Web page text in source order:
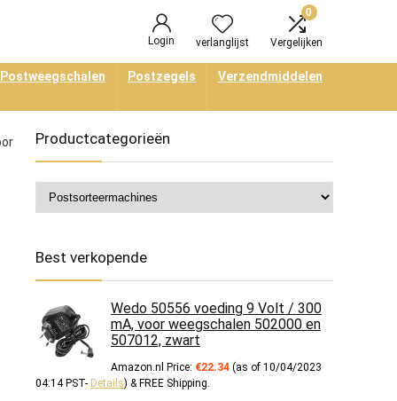
Login verlanglijst
0
Vergelijken
Postweegschalen Postzegels Verzendmiddelen
Productcategorieën
Best verkopende
Wedo 50556 voeding 9 Volt / 300
mA, voor weegschalen 502000 en
507012, zwart
Amazon.nl Price: €22.34 (as of 10/04/2023
04:14 PST- Details) & FREE Shipping.